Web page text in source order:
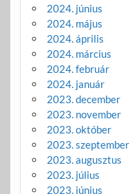
2024. június
2024. május
2024. április
2024. március
2024. február
2024. január
2023. december
2023. november
2023. október
2023. szeptember
2023. augusztus
2023. július
2023. június